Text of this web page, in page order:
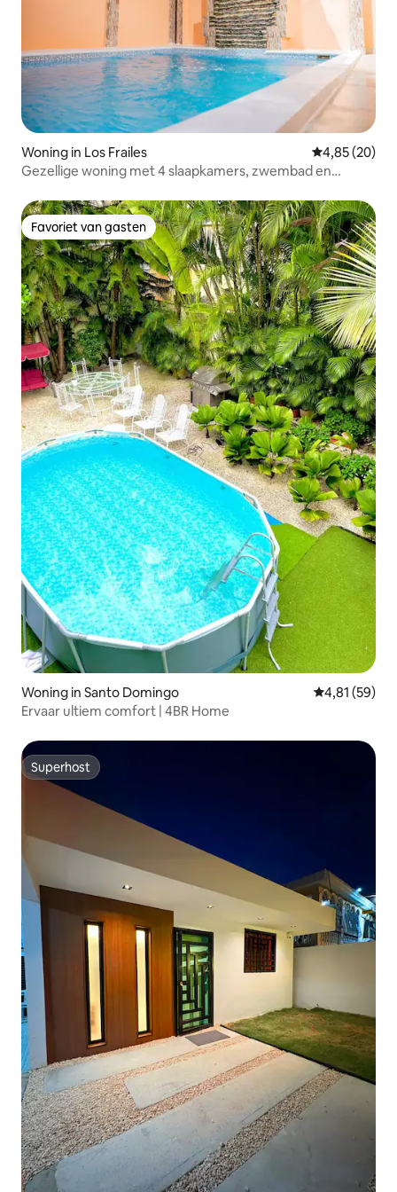
Woning in Los Frailes Gemiddelde
4,85 (20)
Gezellige woning met 4 slaapkamers, zwembad en
Favoriet van gasten
Favoriet van gasten
Woning in Santo Domingo Gemiddelde
4,81 (59)
Ervaar ultiem comfort | 4BR Home
Superhost
Superhost